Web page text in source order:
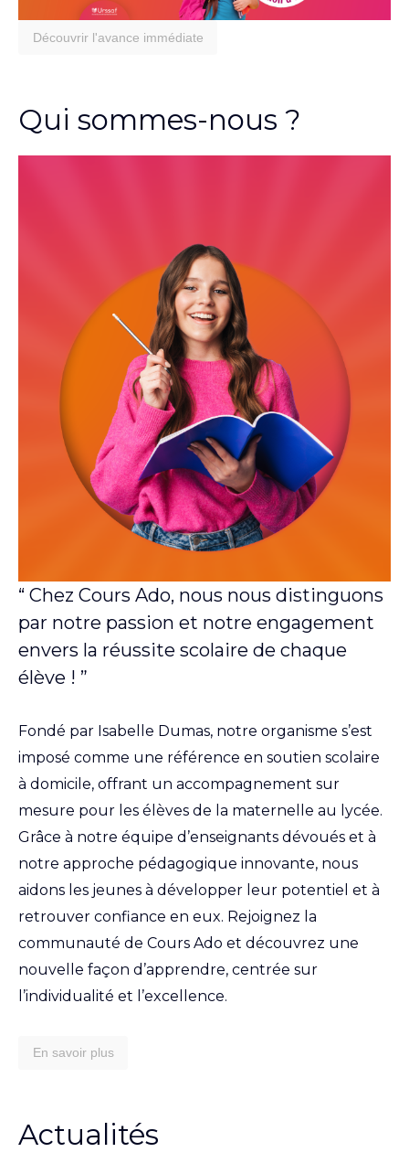
Découvrir l'avance immédiate
Qui sommes-nous ?
“ Chez Cours Ado, nous nous distinguons
par notre passion et notre engagement
envers la réussite scolaire de chaque
élève ! ”
Fondé par Isabelle Dumas, notre organisme s’est
imposé comme une référence en soutien scolaire
à domicile, offrant un accompagnement sur
mesure pour les élèves de la maternelle au lycée.
Grâce à notre équipe d’enseignants dévoués et à
notre approche pédagogique innovante, nous
aidons les jeunes à développer leur potentiel et à
retrouver confiance en eux. Rejoignez la
communauté de Cours Ado et découvrez une
nouvelle façon d’apprendre, centrée sur
l’individualité et l’excellence.
En savoir plus
Actualités